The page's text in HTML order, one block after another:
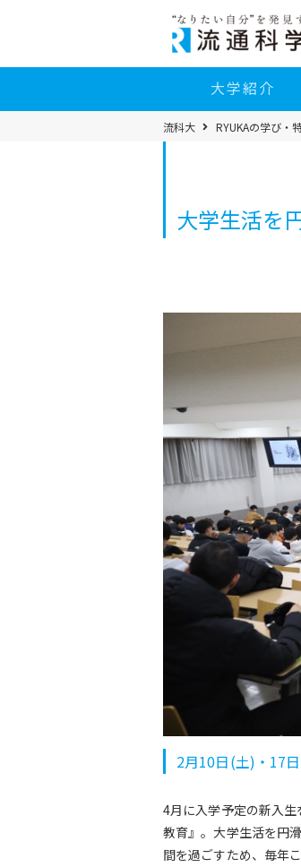
へ
大学紹介
パ
ン
流科大 RYUKAの学び・
大学生活を
2月10日(土)・17
4月に入学予定の新入
教育』。大学生活を円
間を過ごすため、毎年